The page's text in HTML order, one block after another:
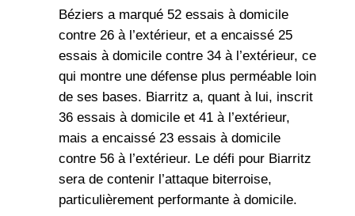
Béziers a marqué 52 essais à domicile
contre 26 à l’extérieur, et a encaissé 25
essais à domicile contre 34 à l’extérieur, ce
qui montre une défense plus perméable loin
de ses bases. Biarritz a, quant à lui, inscrit
36 essais à domicile et 41 à l’extérieur,
mais a encaissé 23 essais à domicile
contre 56 à l’extérieur. Le défi pour Biarritz
sera de contenir l’attaque biterroise,
particulièrement performante à domicile.